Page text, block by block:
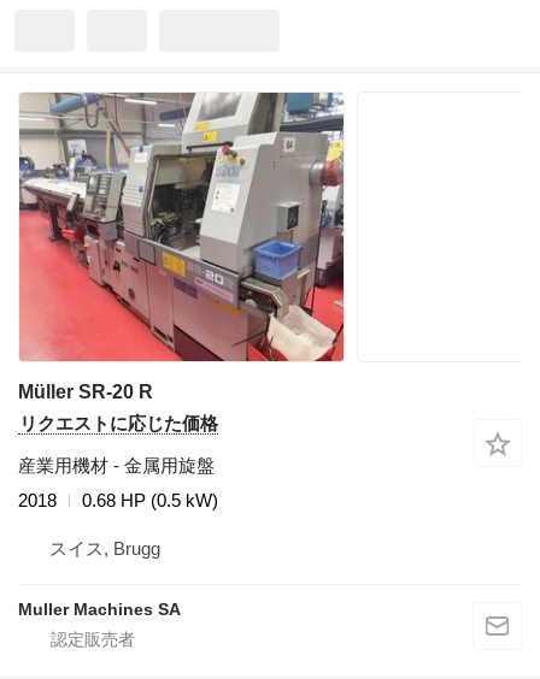
Müller SR-20 R
リクエストに応じた価格
産業用機材 - 金属用旋盤
2018
0.68 HP (0.5 kW)
スイス, Brugg
Muller Machines SA